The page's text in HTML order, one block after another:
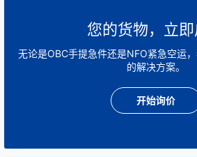
您的货物，立
无论是OBC手提急件还是NFO紧急空运
的解决方案。
开始询价